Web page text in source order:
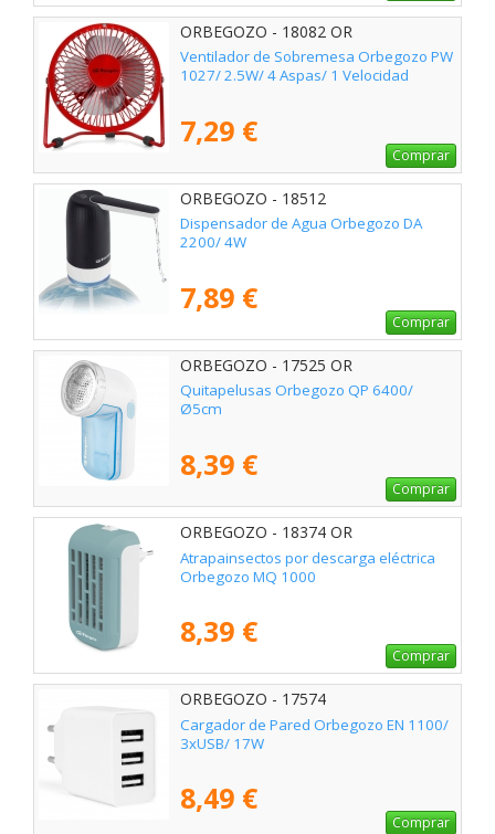
ORBEGOZO - 18082 OR
Ventilador de Sobremesa Orbegozo PW
1027/ 2.5W/ 4 Aspas/ 1 Velocidad
7,29 €
Comprar
ORBEGOZO - 18512
Dispensador de Agua Orbegozo DA
2200/ 4W
7,89 €
Comprar
ORBEGOZO - 17525 OR
Quitapelusas Orbegozo QP 6400/
Ø5cm
8,39 €
Comprar
ORBEGOZO - 18374 OR
Atrapainsectos por descarga eléctrica
Orbegozo MQ 1000
8,39 €
Comprar
ORBEGOZO - 17574
Cargador de Pared Orbegozo EN 1100/
3xUSB/ 17W
8,49 €
Comprar